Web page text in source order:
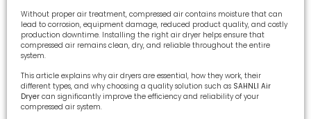
Without proper air treatment, compressed air contains moisture that can
lead to corrosion, equipment damage, reduced product quality, and costly
production downtime. Installing the right air dryer helps ensure that
compressed air remains clean, dry, and reliable throughout the entire
system.
This article explains why air dryers are essential, how they work, their
different types, and why choosing a quality solution such as SAHNLI Air
Dryer can significantly improve the efficiency and reliability of your
compressed air system.